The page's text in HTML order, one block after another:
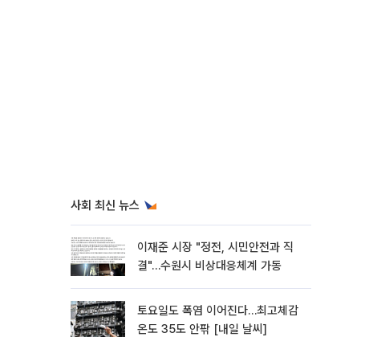
사회 최신 뉴스
이재준 시장 "정전, 시민안전과 직
결"…수원시 비상대응체계 가동
토요일도 폭염 이어진다…최고체감
온도 35도 안팎 [내일 날씨]